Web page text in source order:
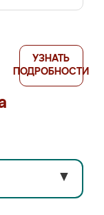
УЗНАТЬ
ПОДРОБНОСТИ
▼